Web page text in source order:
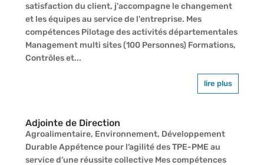
satisfaction du client, j'accompagne le changement
et les équipes au service de l'entreprise. Mes
compétences Pilotage des activités départementales
Management multi sites (100 Personnes) Formations,
Contrôles et...
lire plus
Adjointe de Direction
Agroalimentaire, Environnement, Développement
Durable Appétence pour l’agilité des TPE-PME au
service d’une réussite collective Mes compétences